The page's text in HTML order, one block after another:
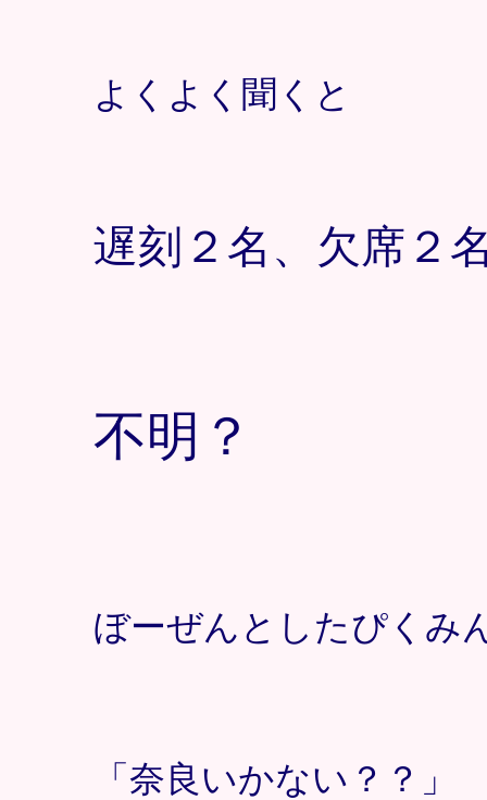
よくよく聞くと
遅刻２名、欠席２
不明？
ぼーぜんとしたぴくみ
「奈良いかない？？」